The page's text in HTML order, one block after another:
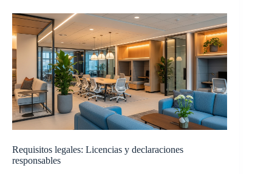
Requisitos legales: Licencias y declaraciones
responsables